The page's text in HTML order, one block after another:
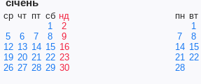
січень
ср чт пт сб нд
1
2
5 6 7 8
9
12 13 14 15 16
19 20 21 22 23
26 27 28 29 30
пн вт
1
7
8
14 15
21 22
28